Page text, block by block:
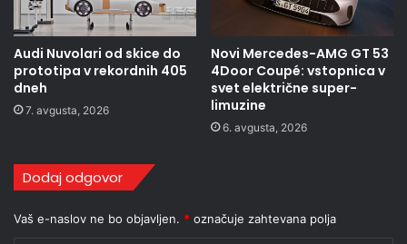
Audi Nuvolari od skice do
prototipa v rekordnih 405
dneh
7. avgusta, 2026
Novi Mercedes-AMG GT 53
4Door Coupé: vstopnica v
svet električne super-
limuzine
6. avgusta, 2026
Dodaj odgovor
Vaš e-naslov ne bo objavljen. * označuje zahtevana polja